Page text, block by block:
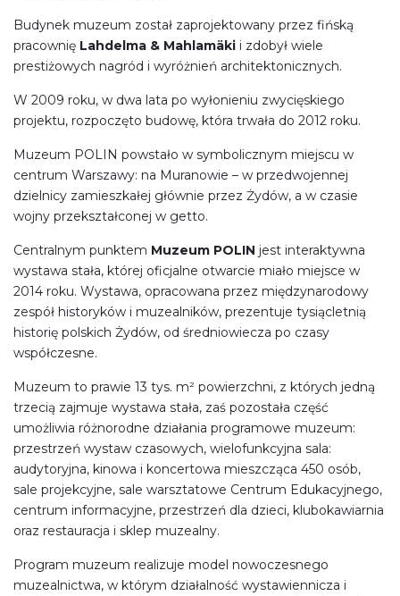
Budynek muzeum został zaprojektowany przez fińską
pracownię Lahdelma & Mahlamäki i zdobył wiele
prestiżowych nagród i wyróżnień architektonicznych.
W 2009 roku, w dwa lata po wyłonieniu zwycięskiego
projektu, rozpoczęto budowę, która trwała do 2012 roku.
Muzeum POLIN powstało w symbolicznym miejscu w
centrum Warszawy: na Muranowie – w przedwojennej
dzielnicy zamieszkałej głównie przez Żydów, a w czasie
wojny przekształconej w getto.
Centralnym punktem Muzeum POLIN jest interaktywna
wystawa stała, której oficjalne otwarcie miało miejsce w
2014 roku. Wystawa, opracowana przez międzynarodowy
zespół historyków i muzealników, prezentuje tysiącletnią
historię polskich Żydów, od średniowiecza po czasy
współczesne.
Muzeum to prawie 13 tys. m² powierzchni, z których jedną
trzecią zajmuje wystawa stała, zaś pozostała część
umożliwia różnorodne działania programowe muzeum:
przestrzeń wystaw czasowych, wielofunkcyjna sala:
audytoryjna, kinowa i koncertowa mieszcząca 450 osób,
sale projekcyjne, sale warsztatowe Centrum Edukacyjnego,
centrum informacyjne, przestrzeń dla dzieci, klubokawiarnia
oraz restauracja i sklep muzealny.
Program muzeum realizuje model nowoczesnego
muzealnictwa, w którym działalność wystawiennicza i